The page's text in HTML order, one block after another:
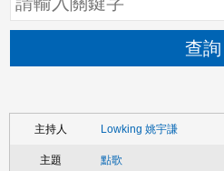
查詢
Lowking 姚宇謙
點歌